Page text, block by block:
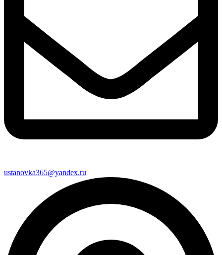
ustanovka365@yandex.ru